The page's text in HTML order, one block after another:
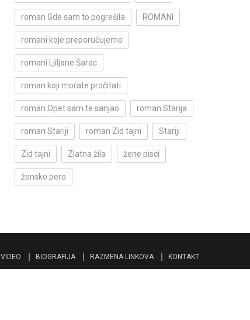
roman Gde sam to pogrešila ROMANI
romani koje preporučujemo
romani Ljiljane Šarac
roman koji morate pročitati
roman Opet sam te sanjao roman Starija
roman Stariji roman Zid tajni Stariji
Zid tajni Zlatna žila žene pisci
žensko pero
VIDEO BIOGRAFIJA RAZMENA LINKOVA KONTAKT